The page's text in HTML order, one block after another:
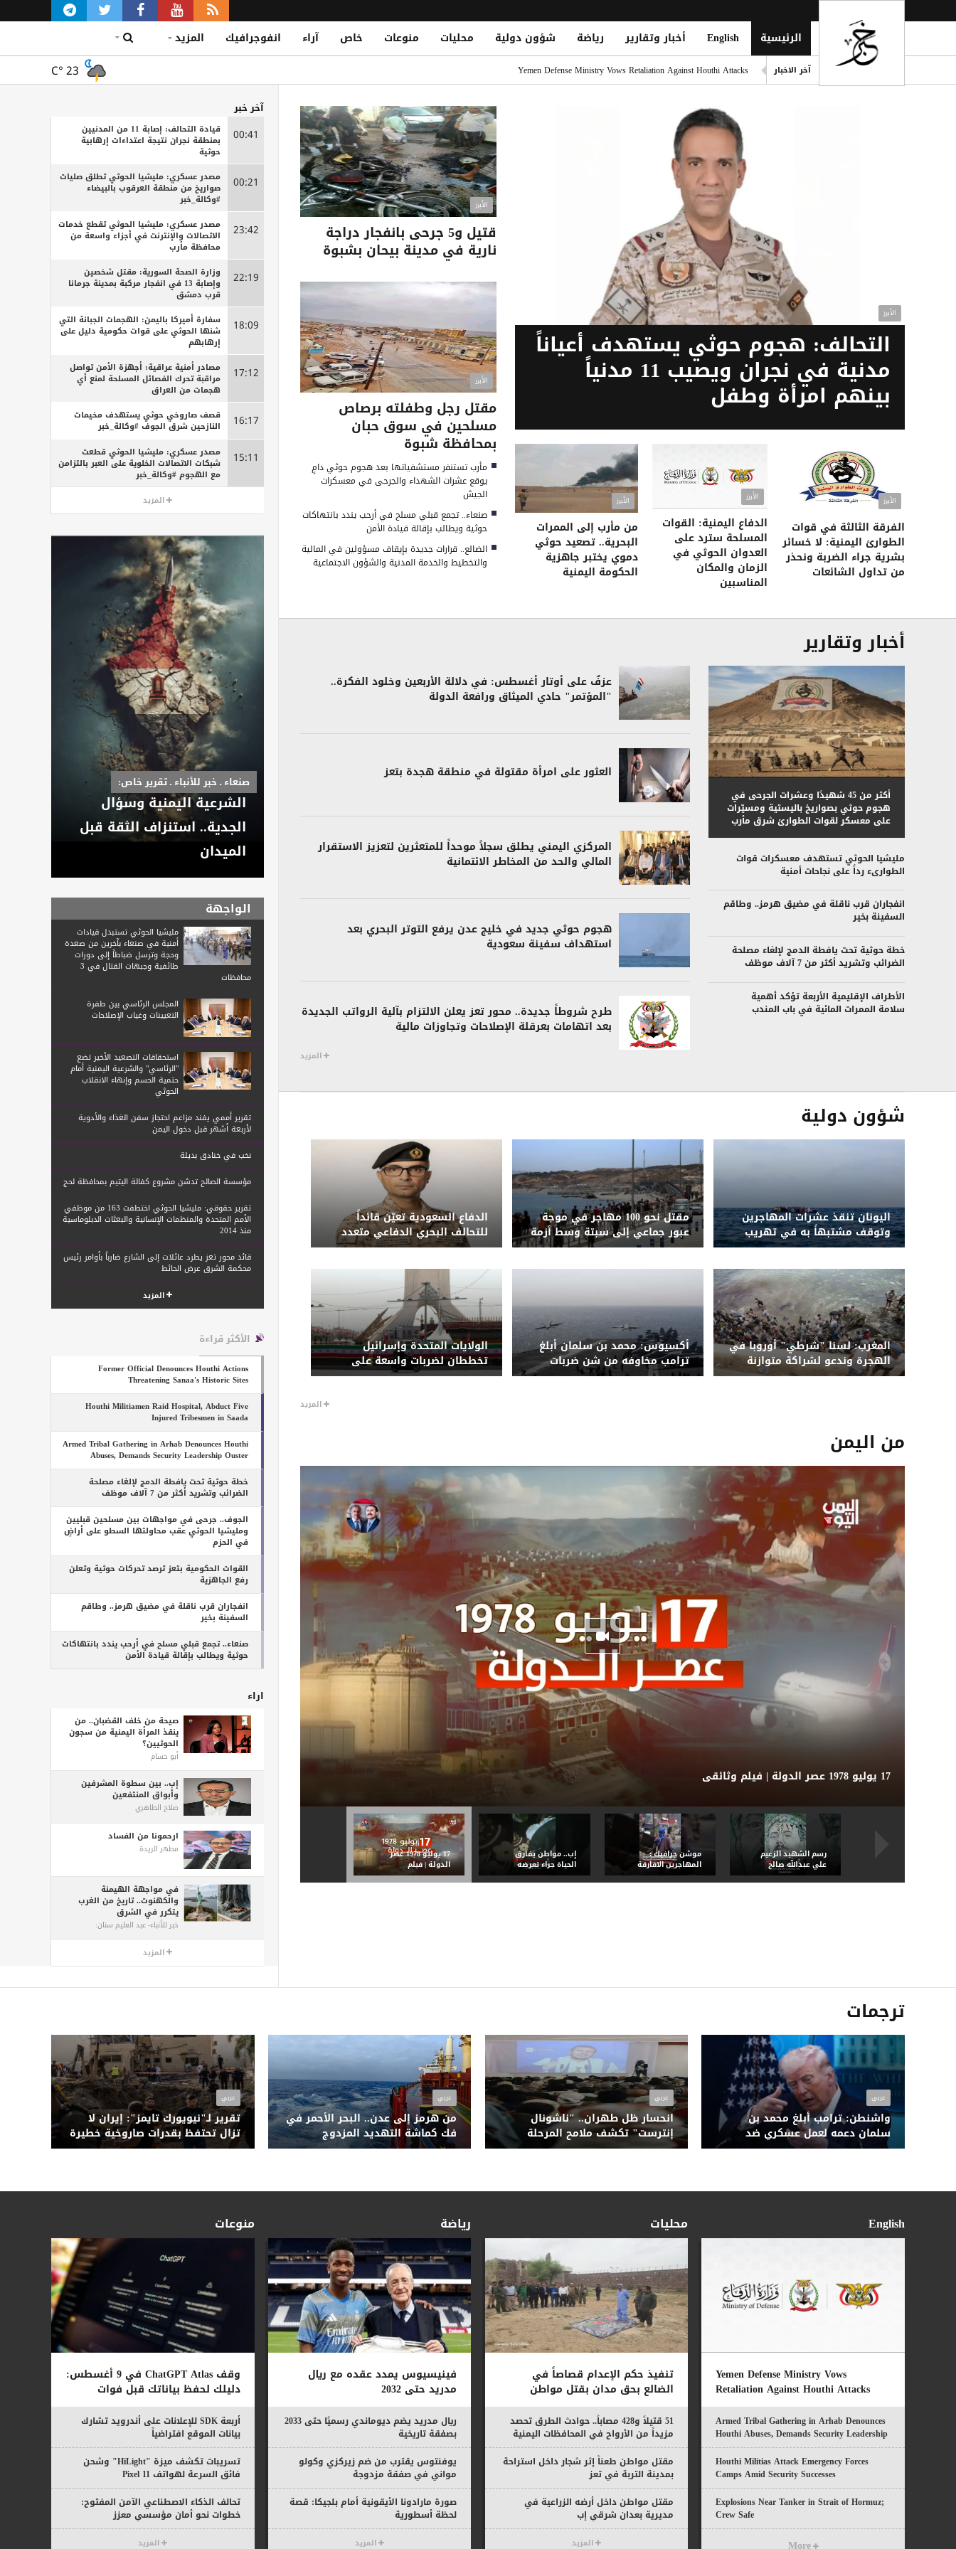
الرئيسية English أخبار وتقارير رياضة شؤون دولية محليات منوعات خاص آراء انفوجرافيك المزيد
آخر الاخبار
التحالف: هجوم حوثي يستهدف أعياناً مدنية في نجران ويصيب 11 مدنياً بينهم امرأة وطفل
Yemen Defense Ministry Vows Retaliation Against Houthi Attacks
الفرقة الثالثة في قوات الطوارئ اليمنية: لا خسائر بشرية جراء الضربة ونحذر من تداول الشائعات
اليونان تنقذ عشرات المهاجرين وتوقف مشتبهاً به في تهريب
الدفاع اليمنية: القوات المسلحة سترد على العدوان الحوثي في الزمان والمكان المناسبين
فينيسيوس يمدد عقده مع ريال مدريد حتى 2032
C° 23
الأبرز
التحالف: هجوم حوثي يستهدف أعياناً
مدنية في نجران ويصيب 11 مدنياً
بينهم امرأة وطفل
الأبرز
الفرقة الثالثة في قوات
الطوارئ اليمنية: لا خسائر
بشرية جراء الضربة ونحذر
من تداول الشائعات
الأبرز
الدفاع اليمنية: القوات
المسلحة سترد على
العدوان الحوثي في
الزمان والمكان
المناسبين
الأبرز
من مأرب إلى الممرات
البحرية.. تصعيد حوثي
دموي يختبر جاهزية
الحكومة اليمنية
الأبرز
قتيل و5 جرحى بانفجار دراجة
نارية في مدينة بيحان بشبوة
الأبرز
مقتل رجل وطفلته برصاص
مسلحين في سوق حبان
بمحافظة شبوة
مأرب تستنفر مستشفياتها بعد هجوم حوثي دامٍ
يوقع عشرات الشهداء والجرحى في معسكرات
الجيش
صنعاء.. تجمع قبلي مسلح في أرحب يندد بانتهاكات
حوثية ويطالب بإقالة قيادة الأمن
الضالع.. قرارات جديدة بإيقاف مسؤولين في المالية
والتخطيط والخدمة المدنية والشؤون الاجتماعية
أخبار وتقارير
أكثر من 45 شهيدًا وعشرات الجرحى في
هجوم حوثي بصواريخ باليستية ومسيّرات
على معسكر لقوات الطوارئ شرق مأرب
مليشيا الحوثي تستهدف معسكرات قوات
الطوارىء رداً على نجاحات أمنية
انفجاران قرب ناقلة في مضيق هرمز.. وطاقم
السفينة بخير
خطة حوثية تحت يافطة الدمج لإلغاء مصلحة
الضرائب وتشريد أكثر من 7 آلاف موظف
الأطراف الإقليمية الأربعة تؤكد أهمية
سلامة الممرات المائية في باب المندب
عزفٌ على أوتار أغسطس: في دلالة الأربعين وخلود الفكرة..
"المؤتمر" حادي الميثاق ورافعة الدولة
العثور على امرأة مقتولة في منطقة هجدة بتعز
المركزي اليمني يطلق سجلاً موحداً للمتعثرين لتعزيز الاستقرار
المالي والحد من المخاطر الائتمانية
هجوم حوثي جديد في خليج عدن يرفع التوتر البحري بعد
استهداف سفينة سعودية
طرح شروطاً جديدة.. محور تعز يعلن الالتزام بآلية الرواتب الجديدة
بعد اتهامات بعرقلة الإصلاحات وتجاوزات مالية
المزيد
شؤون دولية
اليونان تنقذ عشرات المهاجرين
وتوقف مشتبهاً به في تهريب
مقتل نحو 100 مهاجر في موجة
عبور جماعي إلى سبتة وسط أزمة
إنسانية وأمنية
الدفاع السعودية تعيّن قائداً
للتحالف البحري الدفاعي متعدد
الجنسيات
المغرب: لسنا "شرطي" أوروبا في
الهجرة وندعو لشراكة متوازنة
أكسيوس: محمد بن سلمان أبلغ
ترامب مخاوفه من شن ضربات
واسعة على إيران
الولايات المتحدة وإسرائيل
تخططان لضربات واسعة على
البنية التحتية للطاقة الإيرانية
المزيد
من اليمن
إب.. مواطن يفارق الحياة جراء تعرضه لتعذيب وحشي
17 يوليو 1978 عصر
الدولة | فيلم
وثائقى
إب.. مواطن يفارق
الحياة جراء تعرضه
لتعذيب وحشي
موشن جرافيك :
المهاجرين الافارقة
قنبلة موقوته في
اليمن
رسم الشهيد الزعيم
علي عبدالله صالح
على عمله ورقيه
مائتاً ريال، الرسام
آخر خبر
00:41 قيادة التحالف: إصابة 11 من المدنيين
بمنطقة نجران نتيجة اعتداءات إرهابية
حوثية
00:21 مصدر عسكري: مليشيا الحوثي تطلق صليات
صواريخ من منطقة العرقوب بالبيضاء
#وكالة_خبر
23:42 مصدر عسكري: مليشيا الحوثي تقطع خدمات
الاتصالات والإنترنت في أجزاء واسعة من
محافظة مأرب
22:19 وزارة الصحة السورية: مقتل شخصين
وإصابة 13 في انفجار مركبة بمدينة جرمانا
قرب دمشق
18:09 سفارة أميركا باليمن: الهجمات الجبانة التي
شنها الحوثي على قوات حكومية دليل على
إرهابهم
17:12 مصادر أمنية عراقية: أجهزة الأمن تواصل
مراقبة تحرك الفصائل المسلحة لمنع أي
هجمات من العراق
16:17 قصف صاروخي حوثي يستهدف مخيمات
النازحين شرق الجوف #وكالة_خبر
15:11 مصدر عسكري: مليشيا الحوثي قطعت
شبكات الاتصالات الخلوية على العبر بالتزامن
مع الهجوم #وكالة_خبر
المزيد
صنعاء ـ خبر للأنباء ـ تقرير خاص:
الشرعية اليمنية وسؤال
الجدية.. استنزاف الثقة قبل
الميدان
الواجهة
مليشيا الحوثي تستبدل قيادات
أمنية في صنعاء بآخرين من صعدة
وحجة وترسل ضباطاً إلى دورات
طائفية وجبهات القتال في 3
محافظات
المجلس الرئاسي بين طفرة
التعيينات وغياب الإصلاحات
استحقاقات التصعيد الأخير تضع
"الرئاسي" والشرعية اليمنية أمام
حتمية الحسم وإنهاء الانقلاب
الحوثي
تقرير أممي يفند مزاعم احتجاز سفن الغذاء والأدوية
لأربعة أشهر قبل دخول اليمن
نخب في خنادق بديلة
مؤسسة الصالح تدشن مشروع كفالة اليتيم بمحافظة لحج
تقرير حقوقي: مليشيا الحوثي اختطفت 163 من موظفي
الأمم المتحدة والمنظمات الإنسانية والبعثات الدبلوماسية
منذ 2014
قائد محور تعز يطرد عائلات إلى الشارع ضارباً بأوامر رئيس
محكمة الشرق عرض الحائط
المزيد
الأكثر قراءة
Former Official Denounces Houthi Actions
Threatening Sanaa's Historic Sites
Houthi Militiamen Raid Hospital, Abduct Five
Injured Tribesmen in Saada
Armed Tribal Gathering in Arhab Denounces Houthi
Abuses, Demands Security Leadership Ouster
خطة حوثية تحت يافطة الدمج لإلغاء مصلحة
الضرائب وتشريد أكثر من 7 آلاف موظف
الجوف.. جرحى في مواجهات بين مسلحين قبليين
ومليشيا الحوثي عقب محاولتها السطو على أراضٍ
في الحزم
القوات الحكومية بتعز ترصد تحركات حوثية وتعلن
رفع الجاهزية
انفجاران قرب ناقلة في مضيق هرمز.. وطاقم
السفينة بخير
صنعاء.. تجمع قبلي مسلح في أرحب يندد بانتهاكات
حوثية ويطالب بإقالة قيادة الأمن
اراء
صيحة من خلف القضبان.. من
ينقذ المرأة اليمنية من سجون
الحوثيين؟
أبو حسام
إب.. بين سطوة المشرفين
وأبواق المنتفعين
صلاح الطاهري
ارحمونا من الفساد
مطهر الريدة
في مواجهة الهيمنة
والكهنوت.. تاريخ من الغرب
يتكرر في الشرق
خبر للأنباء- عبد العليم سنان:
المزيد
ترجمات
عربي
واشنطن: ترامب أبلغ محمد بن
سلمان دعمه لعمل عسكري ضد
الحوثيين قبل استهداف مطار صنعاء
عربي
انحسار ظل طهران.. "ناشونال
إنترست" تكشف ملامح المرحلة
الأكثر هشاشة لمليشيا الحوثي
عربي
من هرمز إلى عدن.. البحر الأحمر في
فك كماشة التهديد المزدوج
للحوثيين وتحالف قراصنة الصومال
عربي
تقرير لـ"نيويورك تايمز": إيران لا
تزال تحتفظ بقدرات صاروخية خطيرة
رغم الضربات المكثفة
English
Yemen Defense Ministry Vows
Retaliation Against Houthi Attacks
Armed Tribal Gathering in Arhab Denounces
Houthi Abuses, Demands Security Leadership
Ouster
Houthi Militias Attack Emergency Forces
Camps Amid Security Successes
Explosions Near Tanker in Strait of Hormuz;
Crew Safe
محليات
تنفيذ حكم الإعدام قصاصاً في
الضالع بحق مدان بقتل مواطن
51 قتيلاً و428 مصاباً.. حوادث الطرق تحصد
مزيداً من الأرواح في المحافظات اليمنية
المحررة خلال يوليو
مقتل مواطن طعناً إثر شجار داخل استراحة
بمدينة التربة في تعز
مقتل مواطن داخل أرضه الزراعية في
مديرية بعدان شرقي إب
المزيد
رياضة
فينيسيوس يمدد عقده مع ريال
مدريد حتى 2032
ريال مدريد يضم ديوماندي رسميًا حتى 2033
بصفقة تاريخية
يوفنتوس يقترب من ضم زيركزي وكولو
مواني في صفقة مزدوجة
صورة مارادونا الأيقونية أمام بلجيكا: قصة
لحظة أسطورية
المزيد
منوعات
وقف ChatGPT Atlas في 9 أغسطس:
دليلك لحفظ بياناتك قبل فوات
الأوان
أربعة SDK للإعلانات على أندرويد تشارك
بيانات الموقع افتراضياً
تسريبات تكشف ميزة "HiLight" وشحن
فائق السرعة لهواتف Pixel 11
تحالف الذكاء الاصطناعي الآمن المفتوح:
خطوات نحو أمان مؤسسي معزز
المزيد